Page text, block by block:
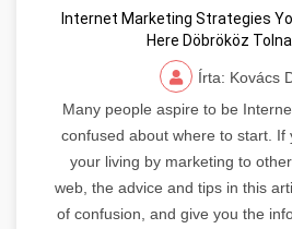
Internet Marketing Strategies
Here Döbrököz
Írta: Kovács
Many people aspire to be
confused about where to start. If
your living by marketing to
web, the advice and tips in this
of confusion, and give you the